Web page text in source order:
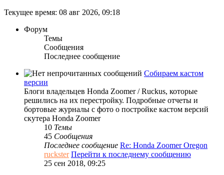
Текущее время: 08 авг 2026, 09:18
Форум
Темы
Сообщения
Последнее сообщение
Собираем кастом
версии
Блоги владельцев Honda Zoomer / Ruckus, которые
решились на их перестройку. Подробные отчеты и
бортовые журналы с фото о постройке кастом версий
скутера Honda Zoomer
10 Темы
45 Сообщения
Последнее сообщение Re: Honda Zoomer Oregon
ruckster Перейти к последнему сообщению
25 сен 2018, 09:25